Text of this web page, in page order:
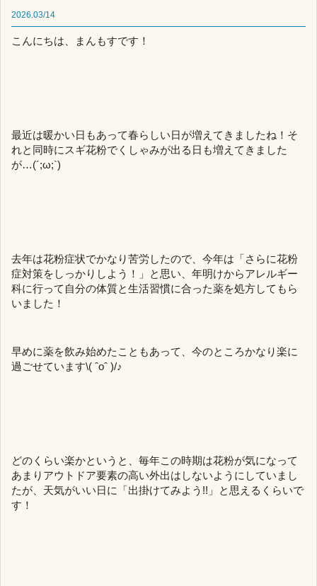
2026.03/14
こんにちは、まんもすです！
最近は暖かい日もあって春らしい日が増えてきましたね！そ
れと同時にスギ花粉でくしゃみが出る日も増えてきました
が…(´;ω;`)
去年は花粉症状でかなり苦労したので、今年は「さらに花粉
症対策をしっかりしよう！」と思い、年明けからアレルギー
科に行って自分の体質と生活習慣に合った薬を処方してもら
いました！
早めに薬を飲み始めたこともあって、今のところかなり楽に
過ごせています\( ˆoˆ )/♪
どのくらい楽かというと、毎年この時期は花粉が気になって
あまりアウトドア要素の高い外出はしないようにしていまし
たが、天気がいい日に「出掛けてみよう!!」と思えるくらいで
す！